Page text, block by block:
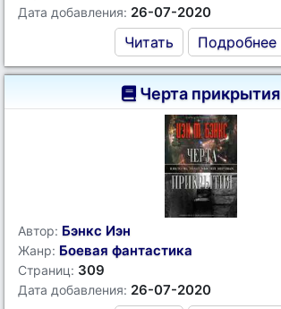
Дата добавления: 26-07-2020
Читать Подробнее
Черта прикрытия
Автор: Бэнкс Иэн
Жанр: Боевая фантастика
Страниц: 309
Дата добавления: 26-07-2020